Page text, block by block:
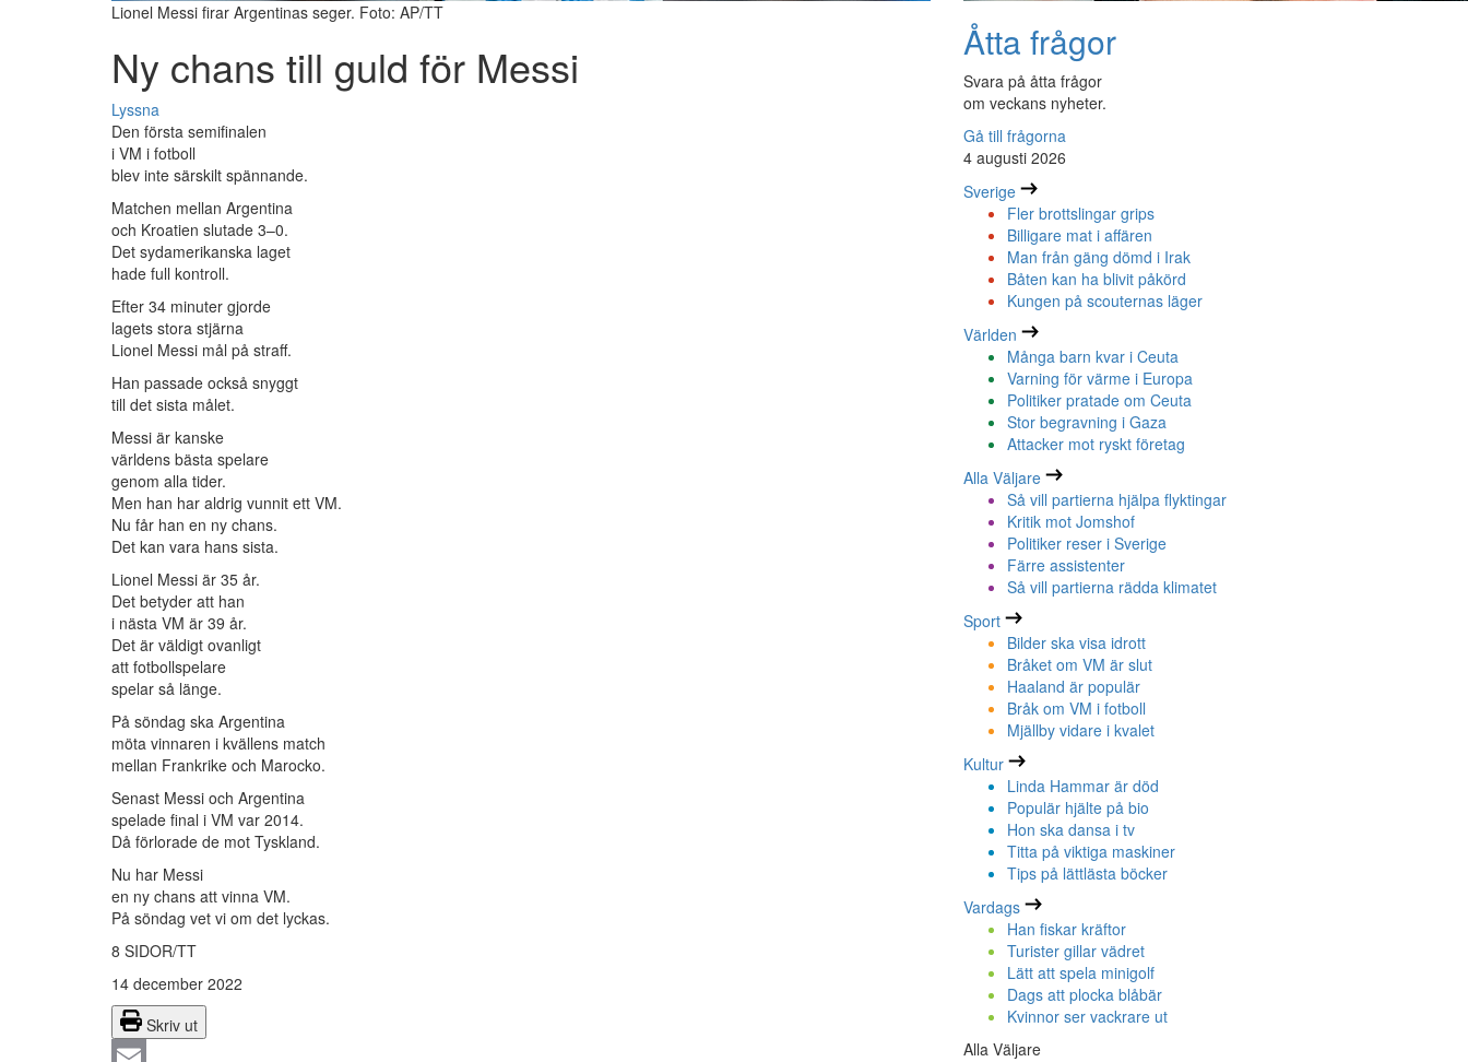
Lionel Messi firar Argentinas seger. Foto: AP/TT
Ny chans till guld för Messi
Lyssna
Den första semifinalen
i VM i fotboll
blev inte särskilt spännande.
Matchen mellan Argentina
och Kroatien slutade 3–0.
Det sydamerikanska laget
hade full kontroll.
Efter 34 minuter gjorde
lagets stora stjärna
Lionel Messi mål på straff.
Han passade också snyggt
till det sista målet.
Messi är kanske
världens bästa spelare
genom alla tider.
Men han har aldrig vunnit ett VM.
Nu får han en ny chans.
Det kan vara hans sista.
Lionel Messi är 35 år.
Det betyder att han
i nästa VM är 39 år.
Det är väldigt ovanligt
att fotbollspelare
spelar så länge.
På söndag ska Argentina
möta vinnaren i kvällens match
mellan Frankrike och Marocko.
Senast Messi och Argentina
spelade final i VM var 2014.
Då förlorade de mot Tyskland.
Nu har Messi
en ny chans att vinna VM.
På söndag vet vi om det lyckas.
8 SIDOR/TT
14 december 2022
Skriv ut
Åtta frågor
Svara på åtta frågor
om veckans nyheter.
Gå till frågorna
4 augusti 2026
Sverige
Fler brottslingar grips
Billigare mat i affären
Man från gäng dömd i Irak
Båten kan ha blivit påkörd
Kungen på scouternas läger
Världen
Många barn kvar i Ceuta
Varning för värme i Europa
Politiker pratade om Ceuta
Stor begravning i Gaza
Attacker mot ryskt företag
Alla Väljare
Så vill partierna hjälpa flyktingar
Kritik mot Jomshof
Politiker reser i Sverige
Färre assistenter
Så vill partierna rädda klimatet
Sport
Bilder ska visa idrott
Bråket om VM är slut
Haaland är populär
Bråk om VM i fotboll
Mjällby vidare i kvalet
Kultur
Linda Hammar är död
Populär hjälte på bio
Hon ska dansa i tv
Titta på viktiga maskiner
Tips på lättlästa böcker
Vardags
Han fiskar kräftor
Turister gillar vädret
Lätt att spela minigolf
Dags att plocka blåbär
Kvinnor ser vackrare ut
Alla Väljare